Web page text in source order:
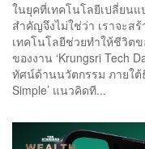
ในยุคที่เทคโนโลยีเปลี่ยน
สำคัญจึงไม่ใช่ว่า เราจะส
เทคโนโลยีช่วยทำให้ชีวิต
ของงาน ‘Krungsri Tech
ทัศน์ด้านนวัตกรรม ภายใต้
Simple’ แนวคิดที...